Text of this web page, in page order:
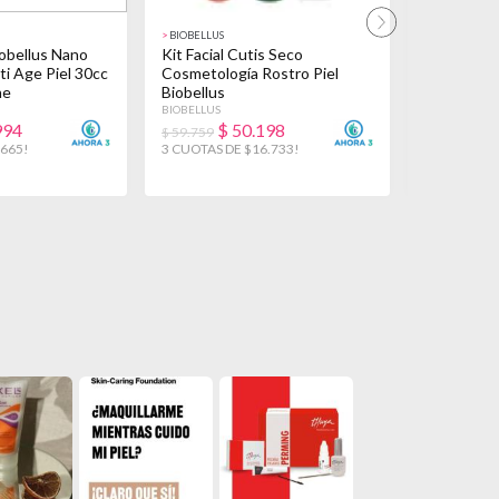
Nano
Age Piel 30cc
> BIOBELLUS
Kit Facial Cutis Seco
Cosmetología Rostro Piel
Biobellus
BIOBELLUS
$ 59.759 $ 50.198
3 CUOTAS DE $16.733!